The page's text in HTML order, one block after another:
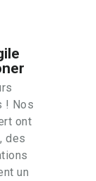
! Nos
ont
des
un